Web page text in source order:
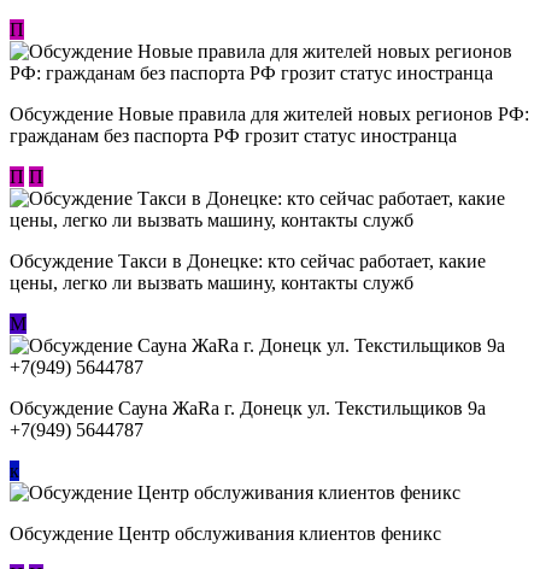
П
Обсуждение Новые правила для жителей новых регионов РФ:
гражданам без паспорта РФ грозит статус иностранца
П П
Обсуждение ​Такси в Донецке: кто сейчас работает, какие
цены, легко ли вызвать машину, контакты служб
М
Обсуждение Сауна ЖаRa г. Донецк ул. Текстильщиков 9а
+7(949) 5644787
к
Обсуждение Центр обслуживания клиентов феникс